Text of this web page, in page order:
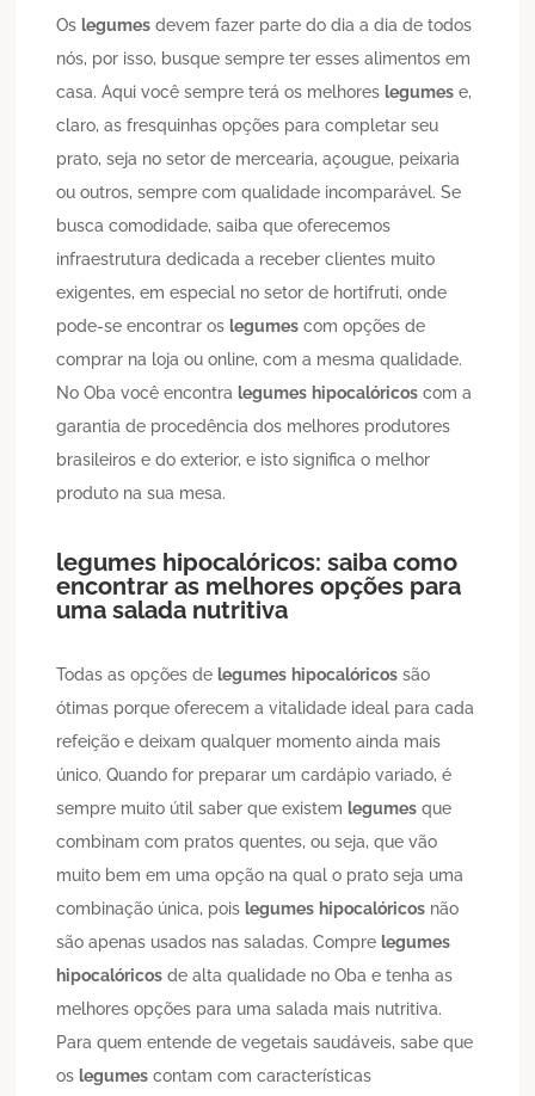
Os legumes devem fazer parte do dia a dia de todos
nós, por isso, busque sempre ter esses alimentos em
casa. Aqui você sempre terá os melhores legumes e,
claro, as fresquinhas opções para completar seu
prato, seja no setor de mercearia, açougue, peixaria
ou outros, sempre com qualidade incomparável. Se
busca comodidade, saiba que oferecemos
infraestrutura dedicada a receber clientes muito
exigentes, em especial no setor de hortifruti, onde
pode-se encontrar os legumes com opções de
comprar na loja ou online, com a mesma qualidade.
No Oba você encontra legumes hipocalóricos com a
garantia de procedência dos melhores produtores
brasileiros e do exterior, e isto significa o melhor
produto na sua mesa.
legumes hipocalóricos: saiba como
encontrar as melhores opções para
uma salada nutritiva
Todas as opções de legumes hipocalóricos são
ótimas porque oferecem a vitalidade ideal para cada
refeição e deixam qualquer momento ainda mais
único. Quando for preparar um cardápio variado, é
sempre muito útil saber que existem legumes que
combinam com pratos quentes, ou seja, que vão
muito bem em uma opção na qual o prato seja uma
combinação única, pois legumes hipocalóricos não
são apenas usados nas saladas. Compre legumes
hipocalóricos de alta qualidade no Oba e tenha as
melhores opções para uma salada mais nutritiva.
Para quem entende de vegetais saudáveis, sabe que
os legumes contam com características